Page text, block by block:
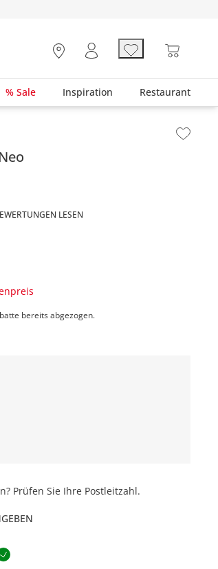
% Sale Inspiration Restaurant
LESEN
bereits abgezogen.
Prüfen Sie Ihre Postleitzahl.